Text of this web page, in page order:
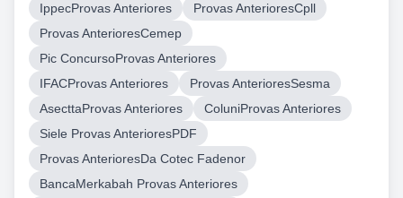
IppecProvas Anteriores
Provas AnterioresCpll
Provas AnterioresCemep
Pic ConcursoProvas Anteriores
IFACProvas Anteriores
Provas AnterioresSesma
AsecttaProvas Anteriores
ColuniProvas Anteriores
Siele Provas AnterioresPDF
Provas AnterioresDa Cotec Fadenor
BancaMerkabah Provas Anteriores